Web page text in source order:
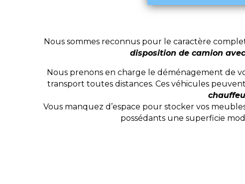
Nous sommes reconnus pour le caractère
disposition de camion
Nous prenons en charge le déménagement de
transport toutes distances. Ces véhicules
Vous manquez d’espace pour stocker vos
possédants une superficie